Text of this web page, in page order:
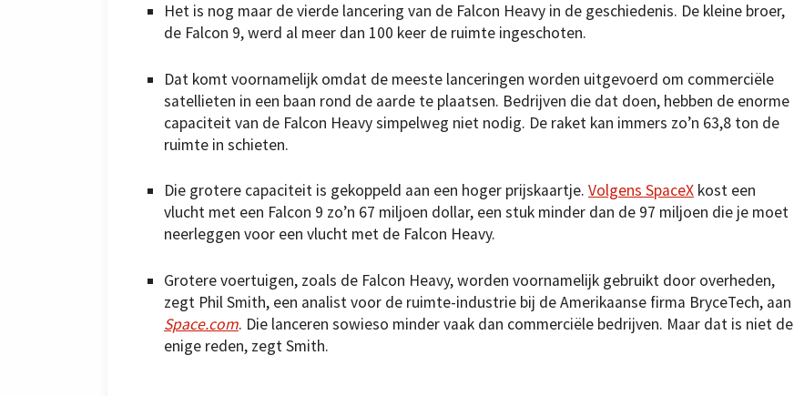
Het is nog maar de vierde lancering van de Falcon Heavy in de geschiedenis. De kleine broer,
de Falcon 9, werd al meer dan 100 keer de ruimte ingeschoten.
Dat komt voornamelijk omdat de meeste lanceringen worden uitgevoerd om commerciële
satellieten in een baan rond de aarde te plaatsen. Bedrijven die dat doen, hebben de enorme
capaciteit van de Falcon Heavy simpelweg niet nodig. De raket kan immers zo’n 63,8 ton de
ruimte in schieten.
Die grotere capaciteit is gekoppeld aan een hoger prijskaartje. Volgens SpaceX kost een
vlucht met een Falcon 9 zo’n 67 miljoen dollar, een stuk minder dan de 97 miljoen die je moet
neerleggen voor een vlucht met de Falcon Heavy.
Grotere voertuigen, zoals de Falcon Heavy, worden voornamelijk gebruikt door overheden,
zegt Phil Smith, een analist voor de ruimte-industrie bij de Amerikaanse firma BryceTech, aan
Space.com. Die lanceren sowieso minder vaak dan commerciële bedrijven. Maar dat is niet de
enige reden, zegt Smith.